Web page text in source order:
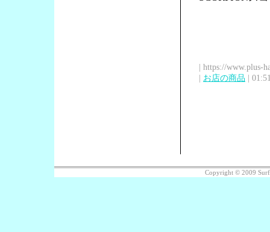
| https://www.plus-
| お店の商品 |
Copyright © 2009